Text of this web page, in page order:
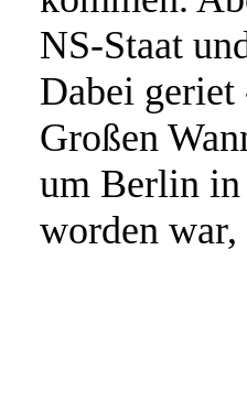
NS-Staat
Dabei geriet
Großen
um Berlin in
worden war,